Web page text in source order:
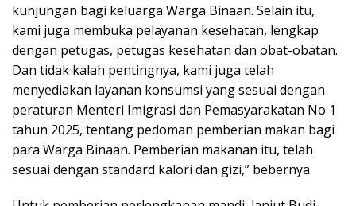
kunjungan bagi keluarga Warga Binaan. Selain itu,
kami juga membuka pelayanan kesehatan, lengkap
dengan petugas, petugas kesehatan dan obat-obatan.
Dan tidak kalah pentingnya, kami juga telah
menyediakan layanan konsumsi yang sesuai dengan
peraturan Menteri Imigrasi dan Pemasyarakatan No 1
tahun 2025, tentang pedoman pemberian makan bagi
para Warga Binaan. Pemberian makanan itu, telah
sesuai dengan standard kalori dan gizi,” bebernya.